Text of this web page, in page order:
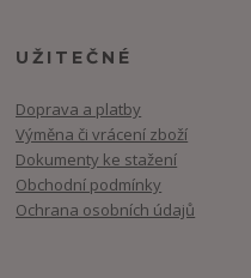
UŽITEČNÉ
Doprava a platby
Výměna či vrácení zboží
Dokumenty ke stažení
Obchodní podmínky
Ochrana osobních údajů